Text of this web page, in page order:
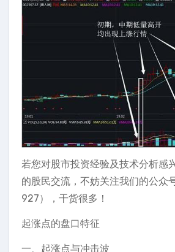
若您对股市投资经验及技术分析感
的股民交流，不妨关注我们的公众
927），干货很多！
起涨点的盘口特征
一、起涨点与冲击波